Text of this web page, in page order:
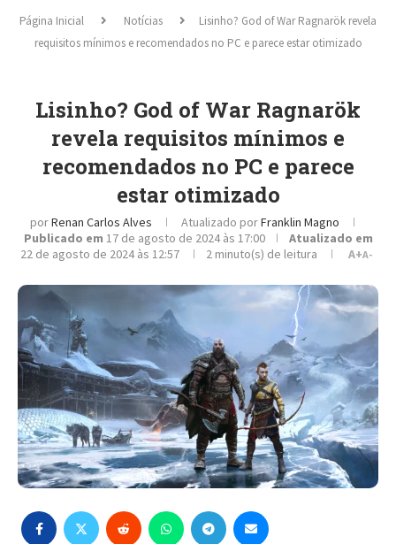
Página Inicial Notícias
Lisinho? God of War Ragnarök revela
requisitos mínimos e recomendados no PC e parece estar otimizado
Lisinho? God of War Ragnarök
revela requisitos mínimos e
recomendados no PC e parece
estar otimizado
porRenan Carlos Alves Atualizado porFranklin Magno
Publicado em 17 de agosto de 2024 às 17:00
Atualizado em
22 de agosto de 2024 às 12:57
2 minuto(s) de leitura A+A-